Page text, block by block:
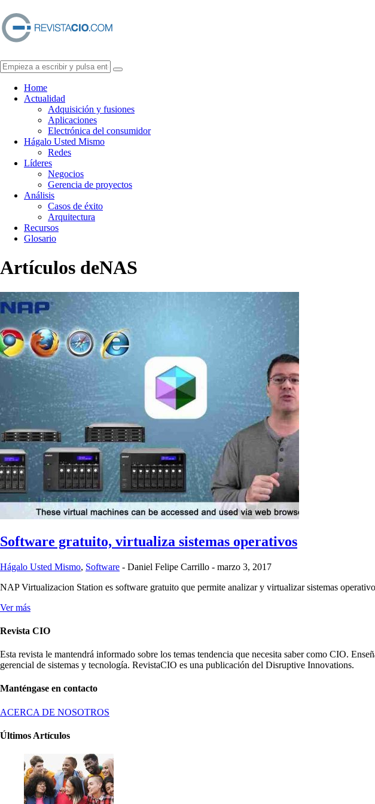
Home
Actualidad
Adquisición y fusiones
Aplicaciones
Electrónica del consumidor
Hágalo Usted Mismo
Redes
Líderes
Negocios
Gerencia de proyectos
Análisis
Casos de éxito
Arquitectura
Recursos
Glosario
Artículos deNAS
Software gratuito, virtualiza sistemas operativos
Hágalo Usted Mismo, Software - Daniel Felipe Carrillo - marzo 3, 2017
NAP Virtualizacion Station es software gratuito que permite analizar y virtualizar sistemas
Ver más
Revista CIO
Esta revista le mantendrá informado sobre los temas tendencia que necesita saber como CIO.
gerencial de sistemas y tecnología. RevistaCIO es una publicación del Disruptive Innovations.
Manténgase en contacto
ACERCA DE NOSOTROS
Últimos Artículos